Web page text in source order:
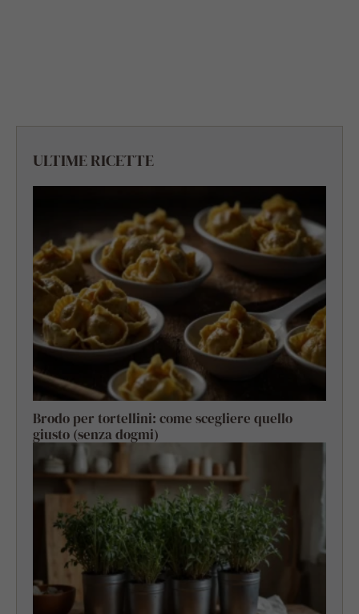
ULTIME RICETTE
Brodo per tortellini: come scegliere quello
giusto (senza dogmi)